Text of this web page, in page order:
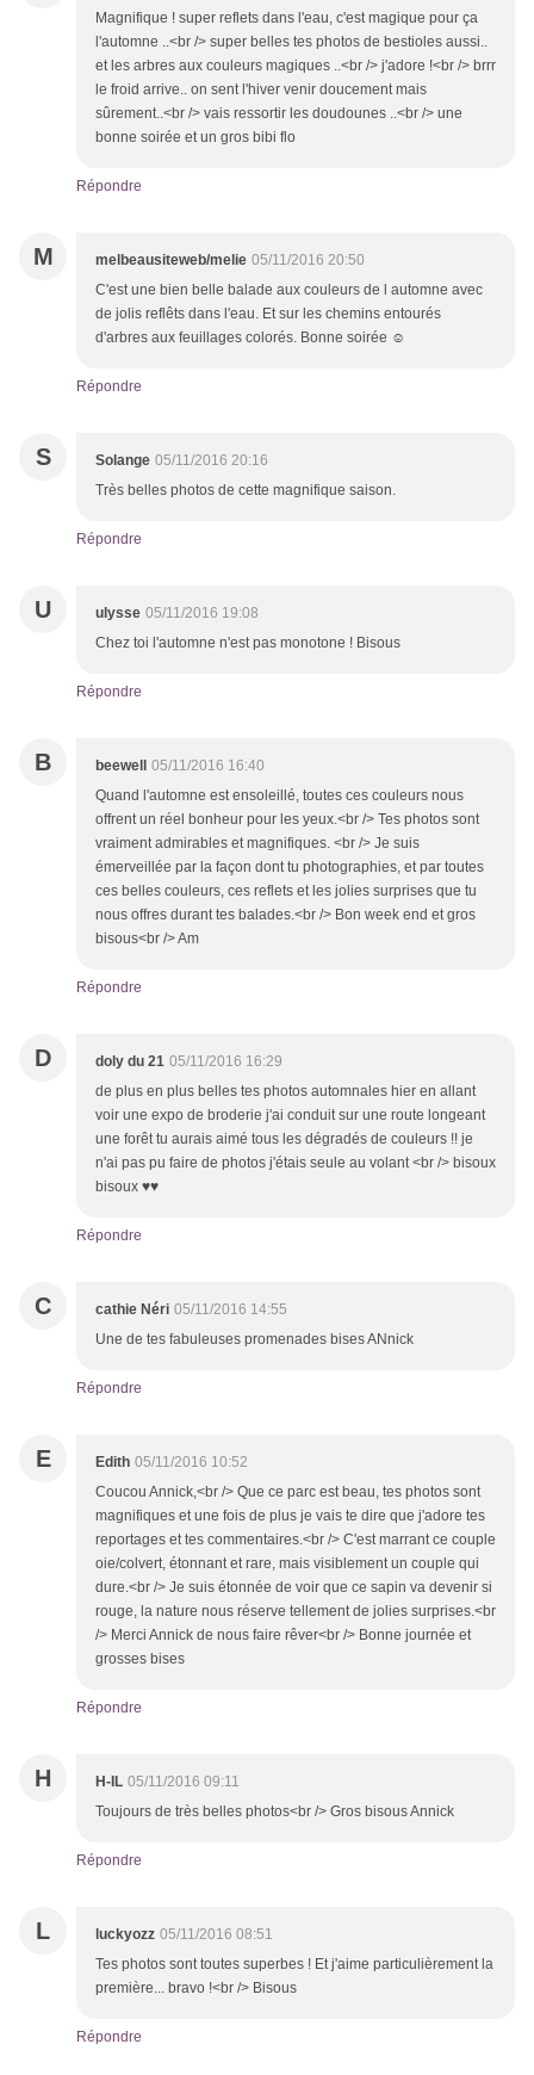
Magnifique ! super reflets dans l'eau, c'est magique pour ça
l'automne ..<br /> super belles tes photos de bestioles aussi..
et les arbres aux couleurs magiques ..<br /> j'adore !<br /> brrr
le froid arrive.. on sent l'hiver venir doucement mais
sûrement..<br /> vais ressortir les doudounes ..<br /> une
bonne soirée et un gros bibi flo
Répondre
M melbeausiteweb/melie 05/11/2016 20:50
C'est une bien belle balade aux couleurs de l automne avec
de jolis reflêts dans l'eau. Et sur les chemins entourés
d'arbres aux feuillages colorés. Bonne soirée ☺
Répondre
S Solange 05/11/2016 20:16
Très belles photos de cette magnifique saison.
Répondre
U ulysse 05/11/2016 19:08
Chez toi l'automne n'est pas monotone ! Bisous
Répondre
B beewell
05/11/2016 16:40
Quand l'automne est ensoleillé, toutes ces couleurs nous
offrent un réel bonheur pour les yeux.<br /> Tes photos sont
vraiment admirables et magnifiques. <br /> Je suis
émerveillée par la façon dont tu photographies, et par toutes
ces belles couleurs, ces reflets et les jolies surprises que tu
nous offres durant tes balades.<br /> Bon week end et gros
bisous<br /> Am
Répondre
D doly du 21 05/11/2016 16:29
de plus en plus belles tes photos automnales hier en allant
voir une expo de broderie j'ai conduit sur une route longeant
une forêt tu aurais aimé tous les dégradés de couleurs !! je
n'ai pas pu faire de photos j'étais seule au volant <br /> bisoux
bisoux ♥♥
Répondre
C cathie Néri 05/11/2016 14:55
Une de tes fabuleuses promenades bises ANnick
Répondre
E Edith 05/11/2016 10:52
Coucou Annick,<br /> Que ce parc est beau, tes photos sont
magnifiques et une fois de plus je vais te dire que j'adore tes
reportages et tes commentaires.<br /> C'est marrant ce couple
oie/colvert, étonnant et rare, mais visiblement un couple qui
dure.<br /> Je suis étonnée de voir que ce sapin va devenir si
rouge, la nature nous réserve tellement de jolies surprises.<br
/> Merci Annick de nous faire rêver<br /> Bonne journée et
grosses bises
Répondre
H H-IL 05/11/2016 09:11
Toujours de très belles photos<br /> Gros bisous Annick
Répondre
L luckyozz 05/11/2016 08:51
Tes photos sont toutes superbes ! Et j'aime particulièrement la
première... bravo !<br /> Bisous
Répondre